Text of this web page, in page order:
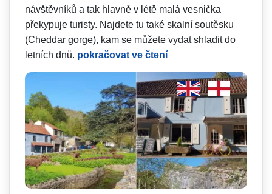
návštěvníků a tak hlavně v létě malá vesnička
překypuje turisty. Najdete tu také skalní soutěsku
(Cheddar gorge), kam se můžete vydat shladit do
letních dnů. pokračovat ve čtení